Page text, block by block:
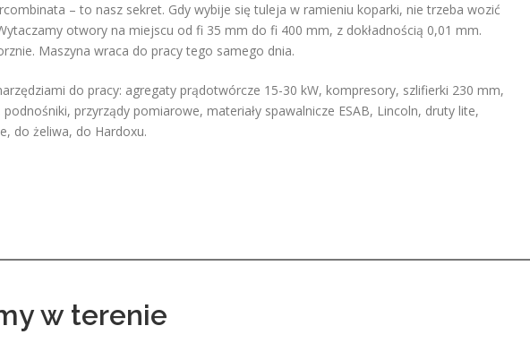
– to nasz sekret. Gdy wybije się tuleja w ramieniu koparki, nie trzeba wozić
otwory na miejscu od fi 35 mm do fi 400 mm, z dokładnością 0,01 mm.
Maszyna wraca do pracy tego samego dnia.
do pracy: agregaty prądotwórcze 15-30 kW, kompresory, szlifierki 230 mm,
przyrządy pomiarowe, materiały spawalnicze ESAB, Lincoln, druty lite,
do żeliwa, do Hardoxu.
w terenie